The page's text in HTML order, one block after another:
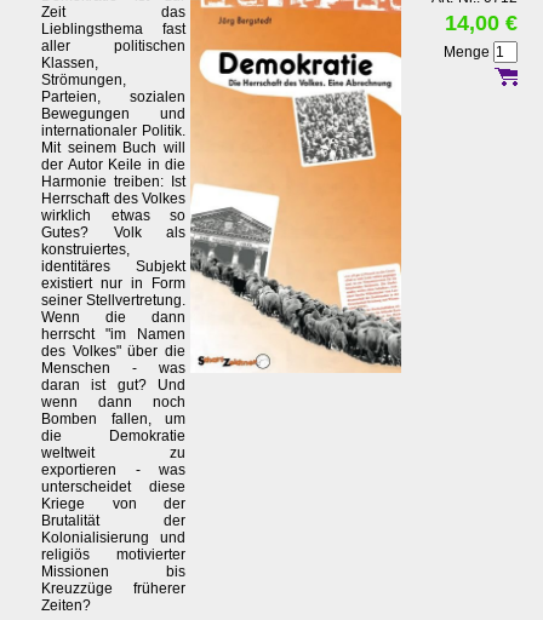
Zeit das
Lieblingsthema fast
aller politischen
Klassen,
Strömungen,
Parteien, sozialen
Bewegungen und
internationaler Politik.
Mit seinem Buch will
der Autor Keile in die
Harmonie treiben: Ist
Herrschaft des Volkes
wirklich etwas so
Gutes? Volk als
konstruiertes,
identitäres Subjekt
existiert nur in Form
seiner Stellvertretung.
Wenn die dann
herrscht "im Namen
des Volkes" über die
Menschen - was
daran ist gut? Und
wenn dann noch
Bomben fallen, um
die Demokratie
weltweit zu
exportieren - was
unterscheidet diese
Kriege von der
Brutalität der
Kolonialisierung und
religiös motivierter
Missionen bis
Kreuzzüge früherer
Zeiten?
14,00 €
Menge